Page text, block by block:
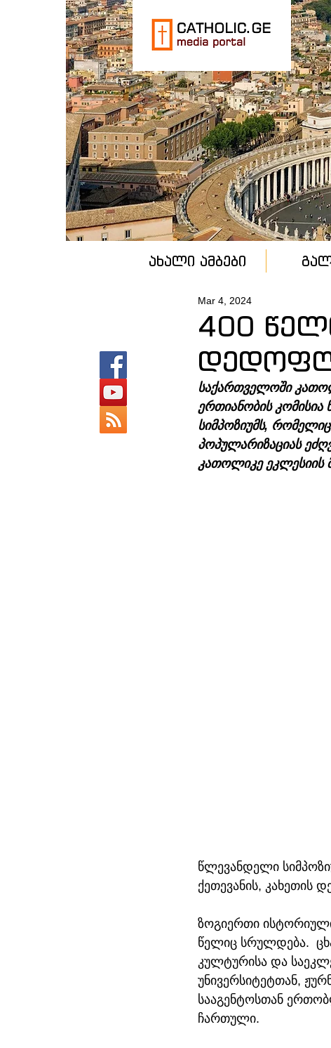
ახალი ამბები
400
Mar 4, 2024
საქართველოში
ერთიანობის კომისია
სიმპოზიუმს,
პოპულარიზაციას
კათოლიკე ეკლესიის
წლევანდელი
ქეთევანის, კახეთის
ზოგიერთი
წელიც სრულდება.
კულტურისა და
უნივერსიტეტთან,
სააგენტოსთან
ჩართული.